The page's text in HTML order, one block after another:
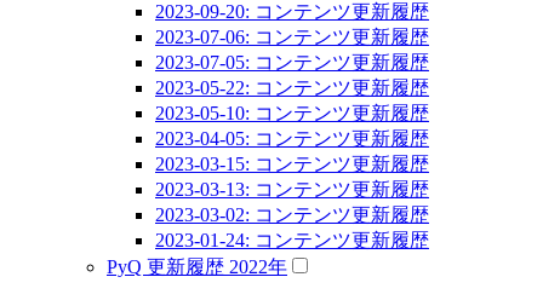
2023-09-20: コンテンツ更新履歴
2023-07-06: コンテンツ更新履歴
2023-07-05: コンテンツ更新履歴
2023-05-22: コンテンツ更新履歴
2023-05-10: コンテンツ更新履歴
2023-04-05: コンテンツ更新履歴
2023-03-15: コンテンツ更新履歴
2023-03-13: コンテンツ更新履歴
2023-03-02: コンテンツ更新履歴
2023-01-24: コンテンツ更新履歴
PyQ 更新履歴 2022年